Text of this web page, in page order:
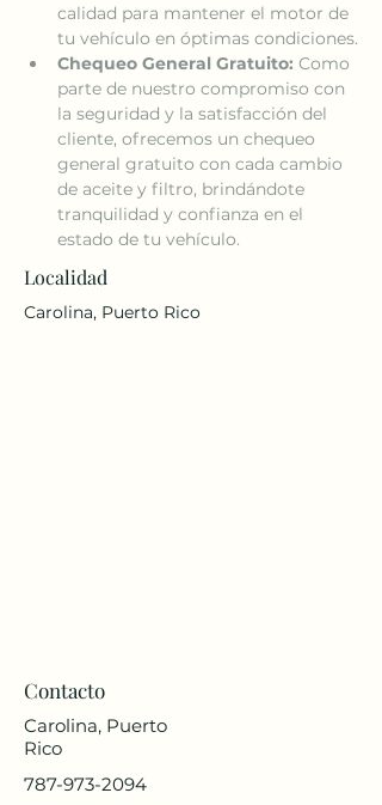
calidad para mantener el motor de
tu vehículo en óptimas condiciones.
Chequeo General Gratuito: Como
parte de nuestro compromiso con
la seguridad y la satisfacción del
cliente, ofrecemos un chequeo
general gratuito con cada cambio
de aceite y filtro, brindándote
tranquilidad y confianza en el
estado de tu vehículo.
Localidad
Carolina, Puerto Rico
Contacto
Carolina, Puerto
Rico
787-973-2094